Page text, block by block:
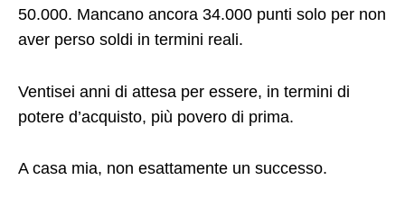
50.000. Mancano ancora 34.000 punti solo per non
aver perso soldi in termini reali.
Ventisei anni di attesa per essere, in termini di
potere d’acquisto, più povero di prima.
A casa mia, non esattamente un successo.